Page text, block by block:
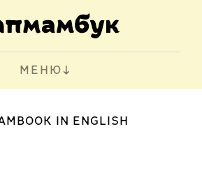
МЕНЮ
IN ENGLISH